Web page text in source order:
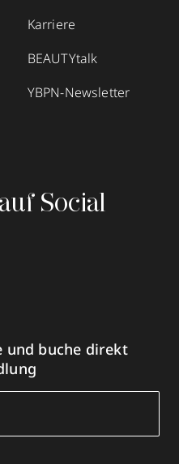
Karriere
BEAUTYtalk
YBPN-Newsletter
Social
und buche direkt